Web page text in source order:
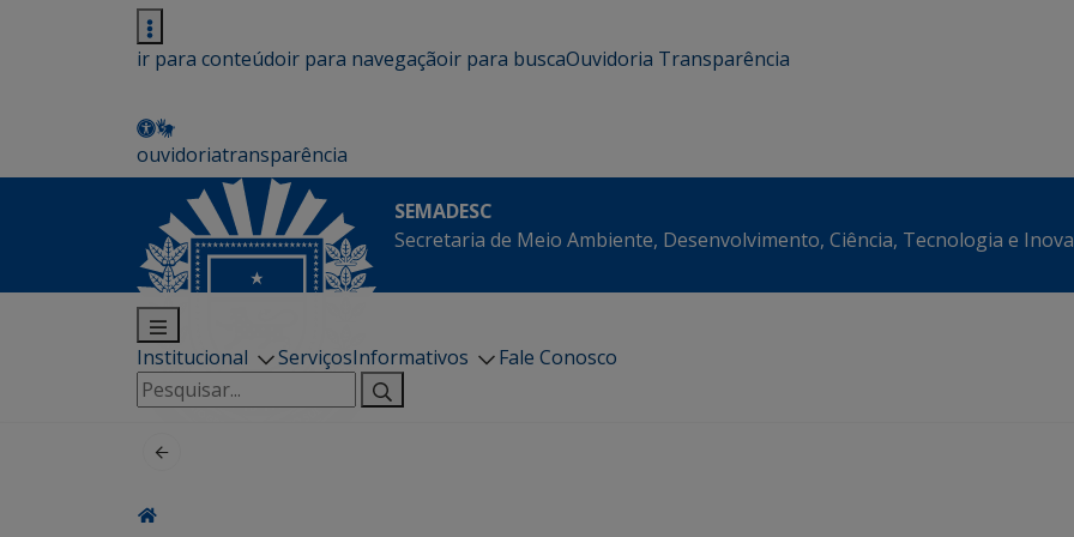
ir para conteúdoir para navegaçãoir para buscaOuvidoria Transparência
ouvidoriatransparência
SEMADESC
Secretaria de Meio Ambiente, Desenvolvimento, Ciência, Tecnologia e
Institucional ServiçosInformativos
Fale Conosco
Pesquisar
por: